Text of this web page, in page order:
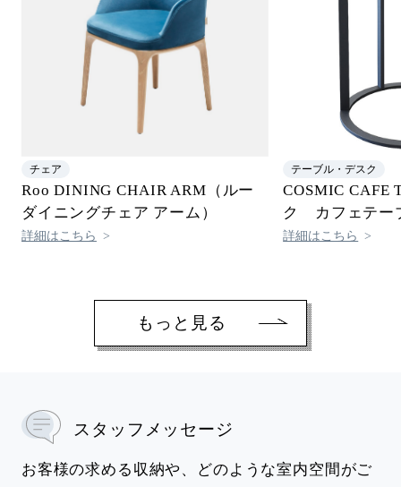
チェア
Roo DINING CHAIR ARM（ルー
ダイニングチェア アーム）
詳細はこちら
テーブル・デスク
COSMIC
ク カフェテー
詳細はこちら
もっと見る
スタッフメッセージ
お客様の求める収納や、どのような室内空間がご